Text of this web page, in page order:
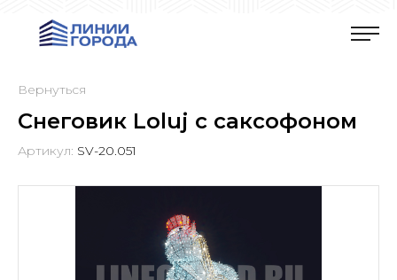
Вернуться
Снеговик Loluj с саксофоном
Артикул: SV-20.051